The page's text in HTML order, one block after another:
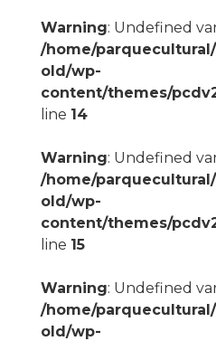
Warning: Undefined
/home/
old/wp-
content/themes/
line 14
Warning: Undefined
/home/
old/wp-
content/themes/
line 15
Warning: Undefined
/home/
old/wp-